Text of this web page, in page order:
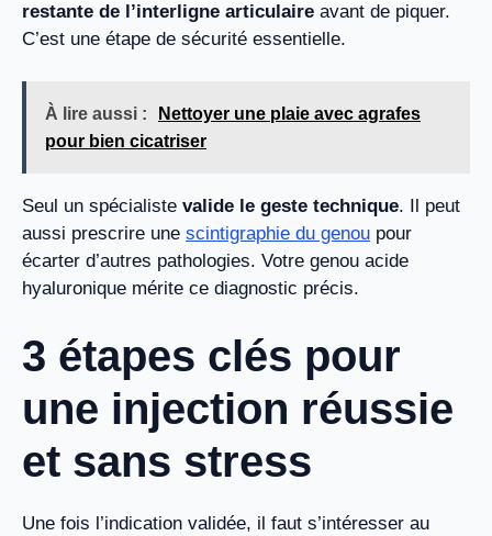
restante de l’interligne articulaire avant de piquer.
C’est une étape de sécurité essentielle.
À lire aussi :
Nettoyer une plaie avec agrafes
pour bien cicatriser
Seul un spécialiste valide le geste technique. Il peut
aussi prescrire une scintigraphie du genou pour
écarter d’autres pathologies. Votre genou acide
hyaluronique mérite ce diagnostic précis.
3 étapes clés pour
une injection réussie
et sans stress
Une fois l’indication validée, il faut s’intéresser au